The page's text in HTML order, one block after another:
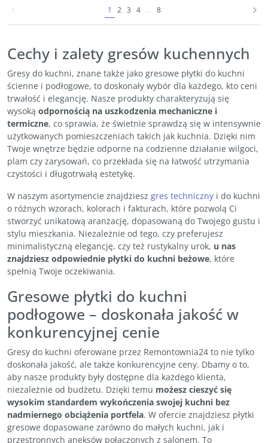
1 2 3 4 ... 8
Cechy i zalety gresów kuchennych
Gresy do kuchni, znane także jako gresowe płytki do kuchni
ścienne i podłogowe, to doskonały wybór dla każdego, kto ceni
trwałość i elegancję. Nasze produkty charakteryzują się
wysoką odpornością na uszkodzenia mechaniczne i
termiczne, co sprawia, że świetnie sprawdzą się w intensywnie
użytkowanych pomieszczeniach takich jak kuchnia. Dzięki nim
Twoje wnętrze będzie odporne na codzienne działanie wilgoci,
plam czy zarysowań, co przekłada się na łatwość utrzymania
czystości i długotrwałą estetykę.
W naszym asortymencie znajdziesz gres techniczny i do kuchni
o różnych wzorach, kolorach i fakturach, które pozwolą Ci
stworzyć unikatową aranżację, dopasowaną do Twojego gustu i
stylu mieszkania. Niezależnie od tego, czy preferujesz
minimalistyczną elegancję, czy też rustykalny urok, u nas
znajdziesz odpowiednie płytki do kuchni beżowe, które
spełnią Twoje oczekiwania.
Gresowe płytki do kuchni
podłogowe – doskonała jakość w
konkurencyjnej cenie
Gresy do kuchni oferowane przez Remontownia24 to nie tylko
doskonała jakość, ale także konkurencyjne ceny. Dbamy o to,
aby nasze produkty były dostępne dla każdego klienta,
niezależnie od budżetu. Dzięki temu możesz cieszyć się
wysokim standardem wykończenia swojej kuchni bez
nadmiernego obciążenia portfela. W ofercie znajdziesz płytki
gresowe dopasowane zarówno do małych kuchni, jak i
przestronnych aneksów połączonych z salonem. To